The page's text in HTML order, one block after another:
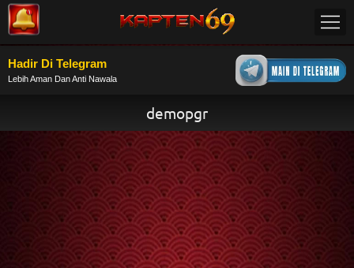
Hadir Di Telegram
Lebih Aman Dan Anti Nawala
demopgr